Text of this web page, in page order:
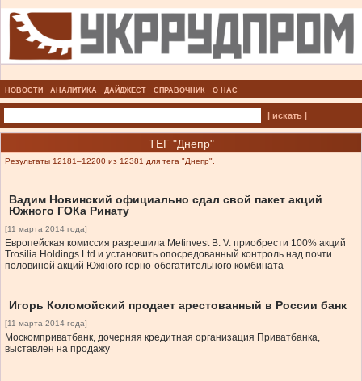
НОВОСТИ АНАЛИТИКА ДАЙДЖЕСТ СПРАВОЧНИК О НАС
| искать |
ТЕГ "Днепр"
Результаты 12181–12200 из 12381 для тега "Днепр".
Вадим Новинский официально сдал свой пакет акций
Южного ГОКа Ринату
[11 марта 2014 года]
Европейская комиссия разрешила Metinvest B. V. приобрести 100% акций
Trosilia Holdings Ltd и установить опосредованный контроль над почти
половиной акций Южного горно-обогатительного комбината
Игорь Коломойский продает арестованный в России банк
[11 марта 2014 года]
Москомприватбанк, дочерняя кредитная организация Приватбанка,
выставлен на продажу